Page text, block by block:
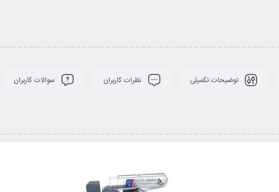
توضیحات تکمیلی نظرات کاربران سوالات کاربران